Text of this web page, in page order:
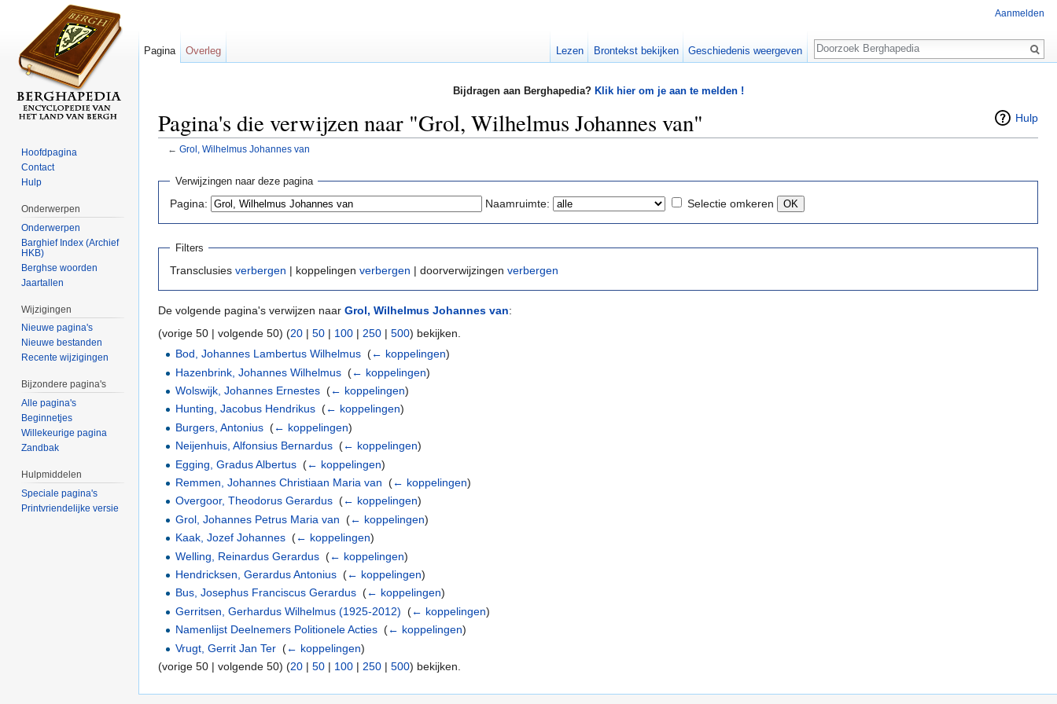
Bijdragen aan Berghapedia? Klik hier om je aan te melden !
Hulp
Pagina's die verwijzen naar "Grol, Wilhelmus Johannes van"
← Grol, Wilhelmus Johannes van
Verwijzingen naar deze pagina
Pagina: Naamruimte: Selectie omkeren
Filters
Transclusies verbergen | koppelingen verbergen | doorverwijzingen verbergen
De volgende pagina's verwijzen naar Grol, Wilhelmus Johannes van:
(vorige 50 | volgende 50) (20 | 50 | 100 | 250 | 500) bekijken.
Bod, Johannes Lambertus Wilhelmus ‎(← koppelingen)
Hazenbrink, Johannes Wilhelmus ‎(← koppelingen)
Wolswijk, Johannes Ernestes ‎(← koppelingen)
Hunting, Jacobus Hendrikus ‎(← koppelingen)
Burgers, Antonius ‎(← koppelingen)
Neijenhuis, Alfonsius Bernardus ‎(← koppelingen)
Egging, Gradus Albertus ‎(← koppelingen)
Remmen, Johannes Christiaan Maria van ‎(← koppelingen)
Overgoor, Theodorus Gerardus ‎(← koppelingen)
Grol, Johannes Petrus Maria van ‎(← koppelingen)
Kaak, Jozef Johannes ‎(← koppelingen)
Welling, Reinardus Gerardus ‎(← koppelingen)
Hendricksen, Gerardus Antonius ‎(← koppelingen)
Bus, Josephus Franciscus Gerardus ‎(← koppelingen)
Gerritsen, Gerhardus Wilhelmus (1925-2012) ‎(← koppelingen)
Namenlijst Deelnemers Politionele Acties ‎(← koppelingen)
Vrugt, Gerrit Jan Ter ‎(← koppelingen)
(vorige 50 | volgende 50) (20 | 50 | 100 | 250 | 500) bekijken.
Aanmelden
Pagina Overleg Lezen Brontekst bekijken Geschiedenis weergeven
Zoeken
Hoofdpagina
Contact
Hulp
Onderwerpen
Onderwerpen
Barghief Index (Archief
HKB)
Berghse woorden
Jaartallen
Wijzigingen
Nieuwe pagina's
Nieuwe bestanden
Recente wijzigingen
Bijzondere pagina's
Alle pagina's
Beginnetjes
Willekeurige pagina
Zandbak
Hulpmiddelen
Speciale pagina's
Printvriendelijke versie